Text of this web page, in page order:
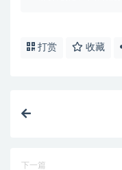
打赏 收藏
下一篇